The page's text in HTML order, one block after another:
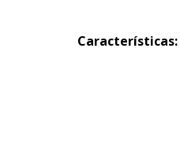
Características: